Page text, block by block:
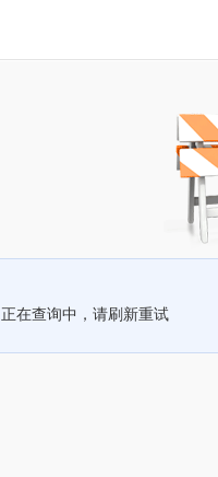
正在查询中，请刷新重试